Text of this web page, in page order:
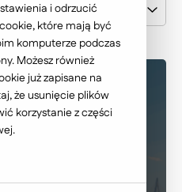
i odrzucić
które mają być
komputerze podczas
Możesz również
już zapisane na
że usunięcie plików
korzystanie z części